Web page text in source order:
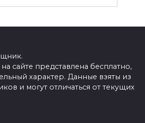
сайте представлена бесплатно,
характер. Данные взяты из
и могут отличаться от текущих